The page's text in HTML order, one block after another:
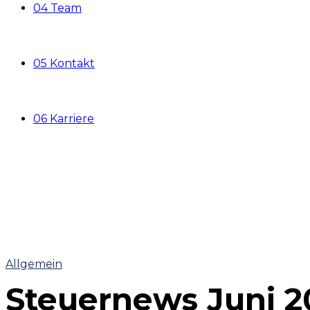
04 Team
05 Kontakt
06 Karriere
Allgemein
Steuernews Juni